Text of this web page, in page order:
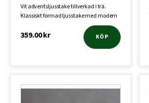
Vit adventsljusstake tillverkad i trä.
Klassiskt formad ljusstake med modern
359.00kr KÖP